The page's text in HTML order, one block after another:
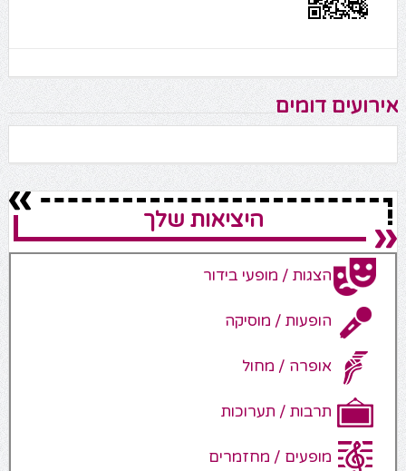
אירועים דומים
היציאות שלך
הצגות / מופעי בידור
הופעות / מוסיקה
אופרה / מחול
תרבות / תערוכות
מופעים / מחזמרים